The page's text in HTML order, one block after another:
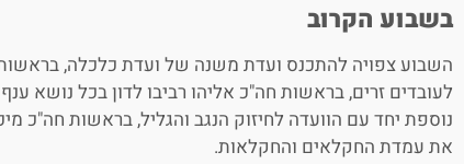
בשבוע הקרוב
השבוע צפויה להתכנס ועדת משנה של ועדת כלכלה,
לעובדים זרים, בראשות חה"כ אליהו רביבו לדון בכל נושא
נוספת יחד עם הוועדה לחיזוק הנגב והגליל, בראשות חה"כ
את עמדת החקלאים והחקלאות.